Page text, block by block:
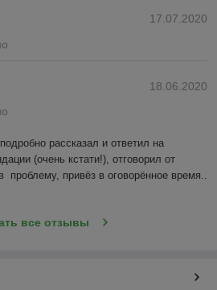
17.07.2020
18.06.2020
рассказал и ответил на
(очень кстати!), отговорил от
проблему, привёз в оговорённое время..
все отзывы